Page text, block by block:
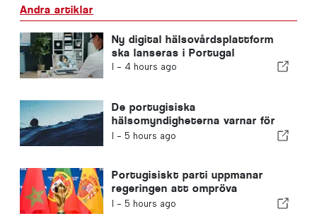
Andra artiklar
Ny digital hälsovårdsplattform
ska lanseras i Portugal
I - 4 hours ago
De portugisiska
hälsomyndigheterna varnar för
farorna med drunkning
I - 5 hours ago
Portugisiskt parti uppmanar
regeringen att ompröva
Marockos värdskap för VM 2030
I - 5 hours ago